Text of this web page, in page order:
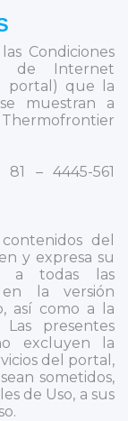
Condiciones
de Internet
portal) que la
muestran a
– 4445-561
del
y expresa su
a todas las
en la versión
así como a la
presentes
excluyen la
del portal,
sometidos,
de Uso, a sus